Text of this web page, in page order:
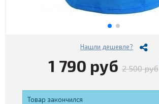
Нашли дешевле?
1 790 руб 2 500 руб
Товар закончился